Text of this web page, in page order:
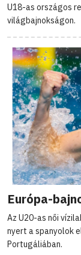
U18-as országos
világbajnokságon.
Európa-
Az U20-as női
nyert a spanyolok
Portugáliában.